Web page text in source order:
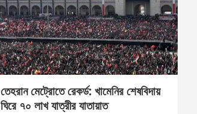
তেহরান মেট্রোতে রেকর্ড: খামেনির শেষবিদায়
ঘিরে ৭০ লাখ যাত্রীর যাতায়াত